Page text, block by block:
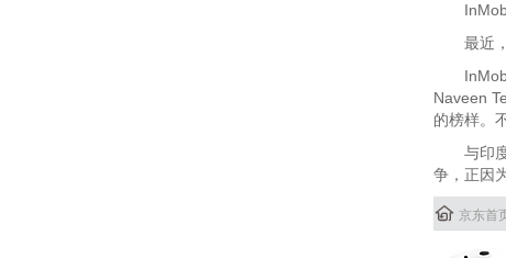
InMobi
最近，
InMobi
Naveen
的榜样。
与印度
争，正因